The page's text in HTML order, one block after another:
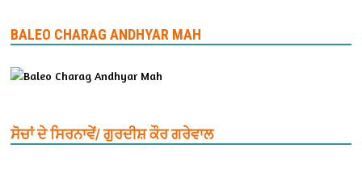
BALEO CHARAG ANDHYAR MAH
ਸੋਚਾਂ ਦੇ ਸਿਰਨਾਵੇਂ/ ਗੁਰਦੀਸ਼ ਕੌਰ ਗਰੇਵਾਲ